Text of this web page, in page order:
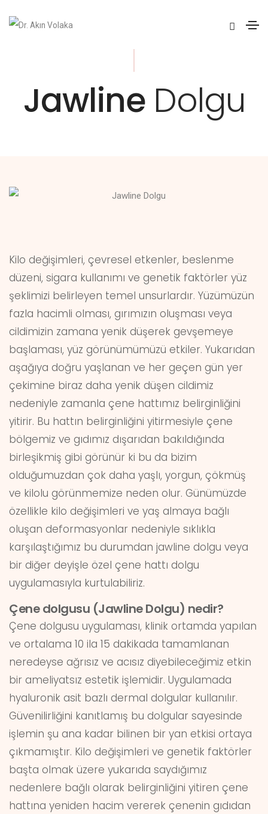
JawlineDolgu
Kilo değişimleri, çevresel etkenler, beslenme
düzeni, sigara kullanımı ve genetik faktörler yüz
şeklimizi belirleyen temel unsurlardır. Yüzümüzün
fazla hacimli olması, gırımızın oluşması veya
cildimizin zamana yenik düşerek gevşemeye
başlaması, yüz görünümümüzü etkiler. Yukarıdan
aşağıya doğru yaşlanan ve her geçen gün yer
çekimine biraz daha yenik düşen cildimiz
nedeniyle zamanla çene hattımız belirginliğini
yitirir. Bu hattın belirginliğini yitirmesiyle çene
bölgemiz ve gıdımız dışarıdan bakıldığında
birleşikmiş gibi görünür ki bu da bizim
olduğumuzdan çok daha yaşlı, yorgun, çökmüş
ve kilolu görünmemize neden olur. Günümüzde
özellikle kilo değişimleri ve yaş almaya bağlı
oluşan deformasyonlar nedeniyle sıklıkla
karşılaştığımız bu durumdan jawline dolgu veya
bir diğer deyişle özel çene hattı dolgu
uygulamasıyla kurtulabiliriz.
Çene dolgusu (Jawline Dolgu) nedir?
Çene dolgusu uygulaması, klinik ortamda yapılan
ve ortalama 10 ila 15 dakikada tamamlanan
neredeyse ağrısız ve acısız diyebileceğimiz etkin
bir ameliyatsız estetik işlemidir. Uygulamada
hyaluronik asit bazlı dermal dolgular kullanılır.
Güvenilirliğini kanıtlamış bu dolgular sayesinde
işlemin şu ana kadar bilinen bir yan etkisi ortaya
çıkmamıştır. Kilo değişimleri ve genetik faktörler
başta olmak üzere yukarıda saydığımız
nedenlere bağlı olarak belirginliğini yitiren çene
hattına yeniden hacim vererek çenenin gıdıdan